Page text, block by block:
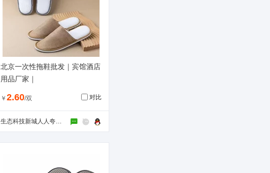
北京一次性拖鞋批发｜宾馆酒店
用品厂家｜
￥ 2.60/双 对比
生态科技新城人人夸旅游用品厂